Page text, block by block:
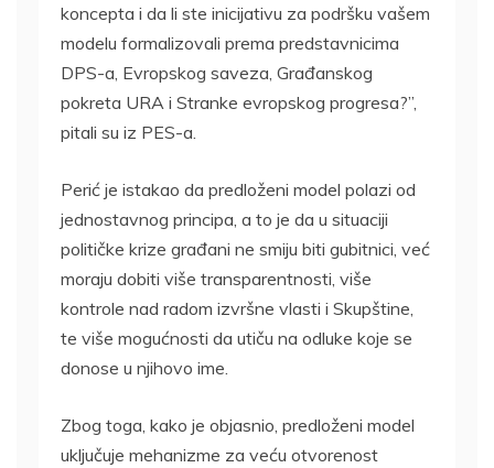
koncepta i da li ste inicijativu za podršku vašem
modelu formalizovali prema predstavnicima
DPS-a, Evropskog saveza, Građanskog
pokreta URA i Stranke evropskog progresa?”,
pitali su iz PES-a.
Perić je istakao da predloženi model polazi od
jednostavnog principa, a to je da u situaciji
političke krize građani ne smiju biti gubitnici, već
moraju dobiti više transparentnosti, više
kontrole nad radom izvršne vlasti i Skupštine,
te više mogućnosti da utiču na odluke koje se
donose u njihovo ime.
Zbog toga, kako je objasnio, predloženi model
uključuje mehanizme za veću otvorenost